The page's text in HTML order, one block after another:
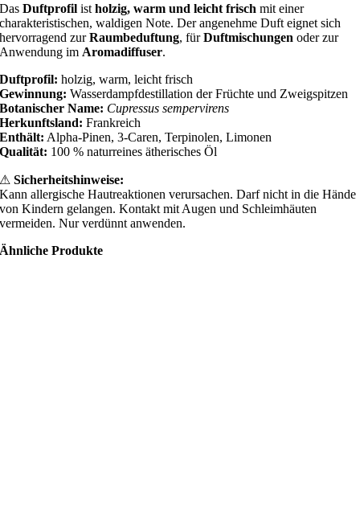
DasDuftprofil istholzig, warm und leicht frisch mit einer
charakteristischen, waldigen Note. Der angenehme Duft eignet sich
hervorragend zurRaumbeduftung, fürDuftmischungen oder zur
Anwendung im Aromadiffuser.
Duftprofil: holzig, warm, leicht frisch
Gewinnung: Wasserdampfdestillation der Früchte und Zweigspitzen
Botanischer Name: Cupressus sempervirens
Herkunftsland: Frankreich
Enthält: Alpha-Pinen, 3-Caren, Terpinolen, Limonen
Qualität: 100 % naturreines ätherisches Öl
⚠Sicherheitshinweise:
Kann allergische Hautreaktionen verursachen. Darf nicht in die Hände
von Kindern gelangen. Kontakt mit Augen und Schleimhäuten
vermeiden. Nur verdünnt anwenden.
Ähnliche Produkte